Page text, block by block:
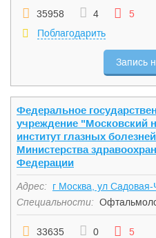
35958 4
5
Поблагодарить
Запись
Федеральное
учреждение "Московский
институт глазных
Министерства
Федерации
Адрес:
г Москва, ул
Специальности:
33635 0
5